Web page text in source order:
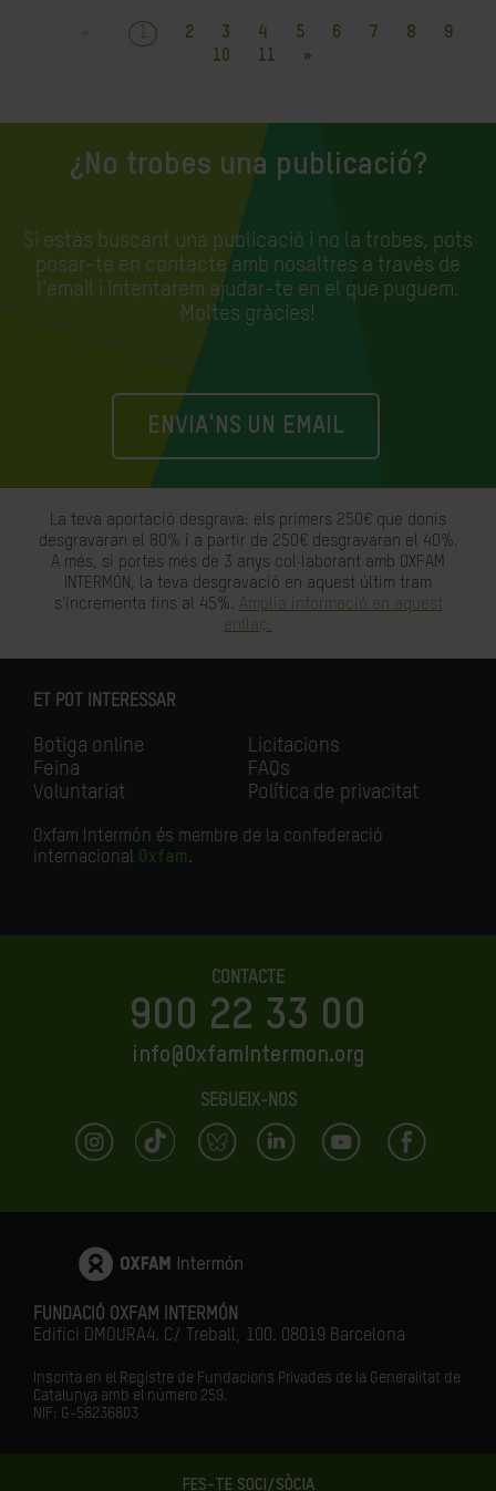
FES-TE SOCI/SÒCIA
« 1 2 3 4 5 6 7 8
9
10
11 »
¿No trobes una publicació?
Si estàs buscant una publicació i no la trobes, pots
posar-te en contacte amb nosaltres a través de
l'email i intentarem ajudar-te en el que puguem.
Moltes gràcies!
ENVIA'NS UN EMAIL
La teva aportació desgrava: els primers 250€ que donis
desgravaran el 80% i a partir de 250€ desgravaran el 40%.
A més, si portes més de 3 anys col·laborant amb OXFAM
INTERMÓN, la teva desgravació en aquest últim tram
s'incrementa fins al 45%. Amplia informació en aquest
enllaç.
ET POT INTERESSAR
Botiga online
Feina
Voluntariat
Licitacions
FAQs
Política de privacitat
Oxfam Intermón és membre de la confederació
internacional Oxfam.
CONTACTE
900 22 33 00
info@OxfamIntermon.org
SEGUEIX-NOS
FUNDACIÓ OXFAM INTERMÓN
Edifici DMOURA4. C/ Treball, 100. 08019 Barcelona
Inscrita en el Registre de Fundacions Privades de la Generalitat de
Catalunya amb el número 259.
NIF: G-58236803